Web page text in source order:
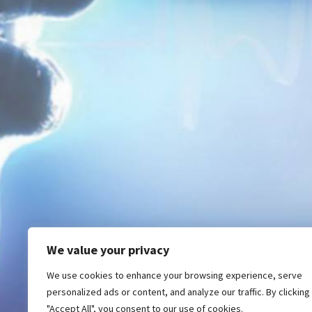
We value your privacy
We use cookies to enhance your browsing experience, serve
personalized ads or content, and analyze our traffic. By clicking
"Accept All", you consent to our use of cookies.